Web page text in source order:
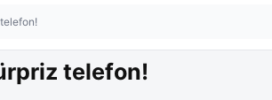
telefon!
telefon!